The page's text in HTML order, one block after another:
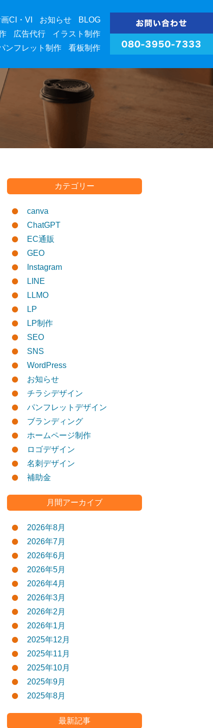
CI・VI お知らせ
BLOG
広告代行
イラスト制作
ンフレット制作 看板制作
カテゴリー
canva
ChatGPT
EC通販
GEO
Instagram
LINE
LLMO
LP
LP制作
SEO
SNS
WordPress
お知らせ
チラシデザイン
パンフレットデザイン
ブランディング
ホームページ制作
ロゴデザイン
名刺デザイン
補助金
月間アーカイブ
2026年8月
2026年7月
2026年6月
2026年5月
2026年4月
2026年3月
2026年2月
2026年1月
2025年12月
2025年11月
2025年10月
2025年9月
2025年8月
最新記事